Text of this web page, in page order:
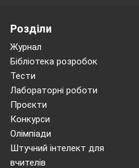
Розділи
Журнал
Бібліотека розробок
Тести
Лабораторні роботи
Проєкти
Конкурси
Олімпіади
Штучний інтелект для
вчителів